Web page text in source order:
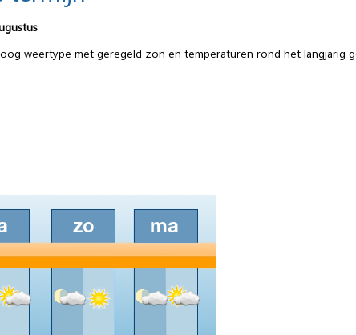
weertype met geregeld zon en temperaturen rond het langjarig